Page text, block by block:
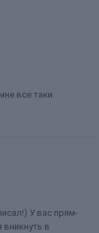
все таки
У вас прям-
вникнуть в